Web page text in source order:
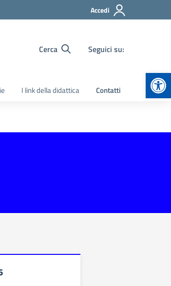
Accedi
Cerca Seguici su:
I link della didattica Contatti